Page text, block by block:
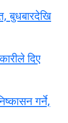
बुधबारदेखि
दिए
गर्ने,